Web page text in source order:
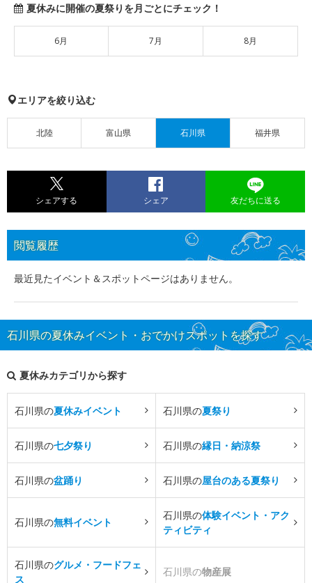
夏休みに開催の夏祭りを月ごとにチェック！
6月 7月 8月
エリアを絞り込む
北陸 富山県 石川県 福井県
シェアする シェア 友だちに送る
閲覧履歴
最近見たイベント＆スポットページはありません。
石川県の夏休みイベント・おでかけスポットを探す
夏休みカテゴリから探す
石川県の夏休みイベント 石川県の夏祭り
石川県の七夕祭り 石川県の縁日・納涼祭
石川県の盆踊り 石川県の屋台のある夏祭り
石川県の無料イベント
石川県の体験イベント・アク
ティビティ
石川県のグルメ・フードフェ
ス
石川県の物産展